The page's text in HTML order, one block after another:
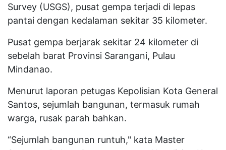
Survey (USGS), pusat gempa terjadi di lepas
pantai dengan kedalaman sekitar 35 kilometer.
Pusat gempa berjarak sekitar 24 kilometer di
sebelah barat Provinsi Sarangani, Pulau
Mindanao.
Menurut laporan petugas Kepolisian Kota General
Santos, sejumlah bangunan, termasuk rumah
warga, rusak parah bahkan.
“Sejumlah bangunan runtuh," kata Master